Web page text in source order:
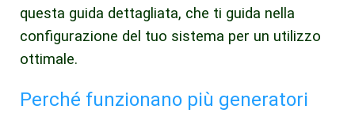
questa guida dettagliata, che ti guida nella
configurazione del tuo sistema per un utilizzo
ottimale.
Perché funzionano più generatori